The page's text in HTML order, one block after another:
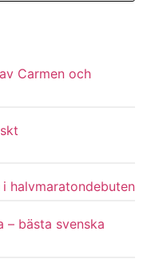
Carmen och
halvmaratondebuten
bästa svenska